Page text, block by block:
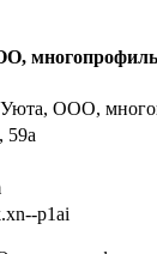
ООО,
59а
p1ai